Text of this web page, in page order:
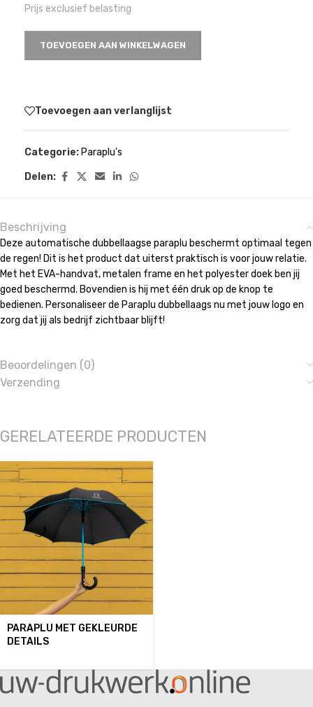
Prijs exclusief belasting
TOEVOEGEN AAN WINKELWAGEN
Toevoegen aan verlanglijst
Categorie: Paraplu's
Delen:
Beschrijving
Deze automatische dubbellaagse paraplu beschermt optimaal tegen
de regen! Dit is het product dat uiterst praktisch is voor jouw relatie.
Met het EVA-handvat, metalen frame en het polyester doek ben jij
goed beschermd. Bovendien is hij met één druk op de knop te
bedienen. Personaliseer de Paraplu dubbellaags nu met jouw logo en
zorg dat jij als bedrijf zichtbaar blijft!
Beoordelingen (0)
Verzending
GERELATEERDE PRODUCTEN
PARAPLU MET GEKLEURDE
DETAILS